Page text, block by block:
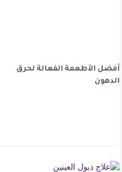
أفضل الأطعمة الفعالة لحرق
الدهون